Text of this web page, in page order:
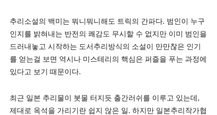
추리소설의 백미는 뭐니뭐니해도 트릭의 간파다. 범인이 누구
인지를 밝혀내는 반전의 쾌감도 무시할 수 없지만 이미 범인을
드러내놓고 시작하는 도서추리방식의 소설이 만만찮은 인기
를 얻는걸 보면 역시나 미스테리의 핵심은 퍼즐을 푸는 과정에
있다고 보기 때문이다.
최근 일본 추리물이 봇물 터지듯 출간러쉬를 이루고 있는데,
제대로 옥석을 가리기란 쉽지 않은 일. 하지만 일본추리작가협